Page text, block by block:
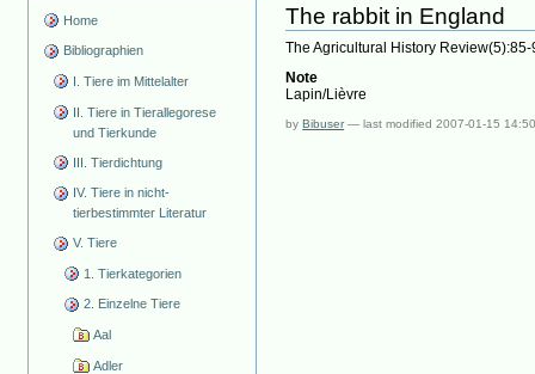
Home
Bibliographien
I. Tiere im Mittelalter
II. Tiere in Tierallegorese
und Tierkunde
III. Tierdichtung
IV. Tiere in nicht-
tierbestimmter Literatur
V. Tiere
1. Tierkategorien
2. Einzelne Tiere
Aal
Adler
The rabbit in England
The Agricultural History Review(5):85-
Note
Lapin/Lièvre
byBibuser —last modified2007-01-15